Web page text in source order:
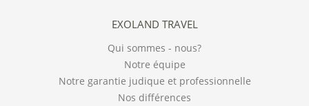
EXOLAND TRAVEL
Qui sommes - nous?
Notre équipe
Notre garantie judique et professionnelle
Nos différences